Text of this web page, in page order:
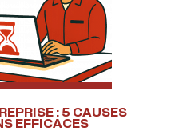
: 5 CAUSES
EFFICACES